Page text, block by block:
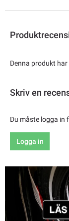
Denna produkt
Skriv en
Du måste logga in
Logga in